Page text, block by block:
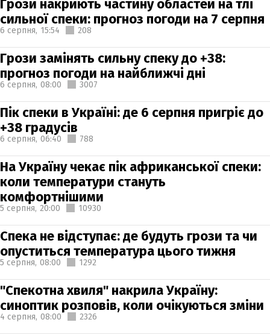
Грози накриють частину областей на тлі
сильної спеки: прогноз погоди на 7 серпня
6 серпня, 15:54 208
Грози замінять сильну спеку до +38:
прогноз погоди на найближчі дні
6 серпня, 08:00 3007
Пік спеки в Україні: де 6 серпня пригріє до
+38 градусів
6 серпня, 06:40 788
На Україну чекає пік африканської спеки:
коли температури стануть
комфортнішими
5 серпня, 20:00 10930
Спека не відступає: де будуть грози та чи
опуститься температура цього тижня
5 серпня, 08:00 1292
"Спекотна хвиля" накрила Україну:
синоптик розповів, коли очікуються зміни
4 серпня, 08:00 2326